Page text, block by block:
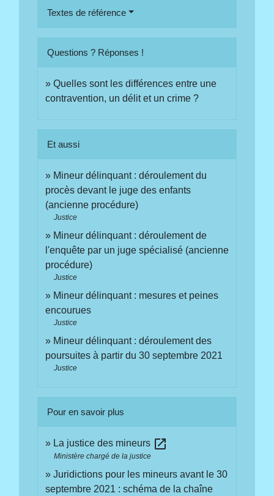
Textes de référence
Questions ? Réponses !
Quelles sont les différences entre une
contravention, un délit et un crime ?
Et aussi
Mineur délinquant : déroulement du
procès devant le juge des enfants
(ancienne procédure)
Justice
Mineur délinquant : déroulement de
l'enquête par un juge spécialisé (ancienne
procédure)
Justice
Mineur délinquant : mesures et peines
encourues
Justice
Mineur délinquant : déroulement des
poursuites à partir du 30 septembre 2021
Justice
Pour en savoir plus
La justice des mineurs open_in_new
Ministère chargé de la justice
Juridictions pour les mineurs avant le 30
septembre 2021 : schéma de la chaîne